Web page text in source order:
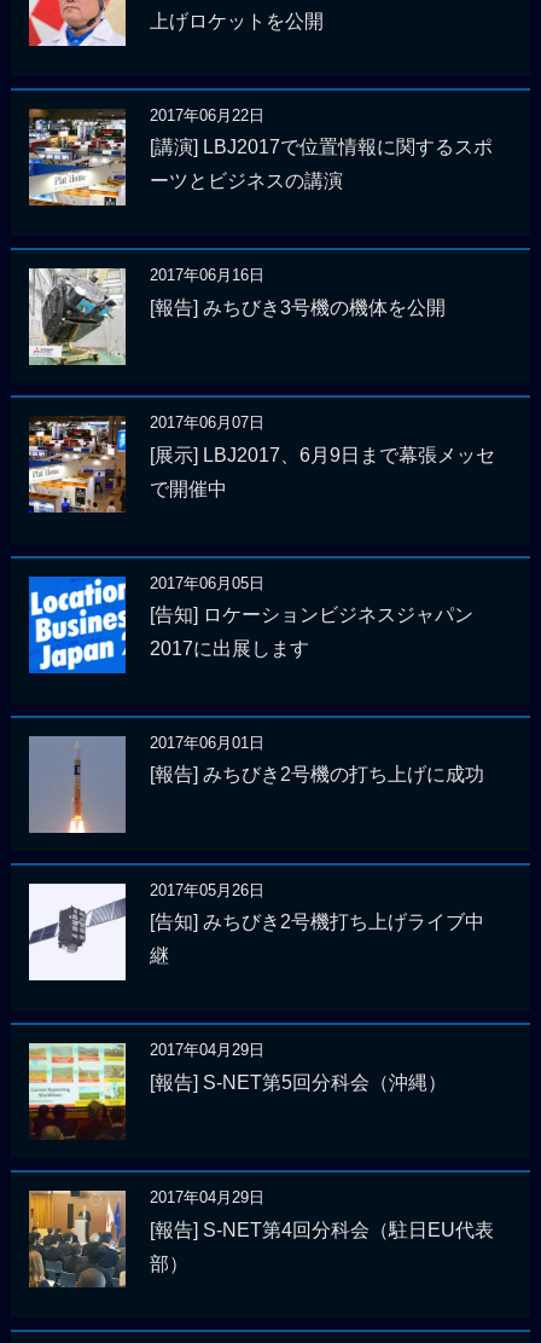
上げロケットを公開
2017年06月22日
[講演] LBJ2017で位置情報に関するスポ
ーツとビジネスの講演
2017年06月16日
[報告] みちびき3号機の機体を公開
2017年06月07日
[展示] LBJ2017、6月9日まで幕張メッセ
で開催中
2017年06月05日
[告知] ロケーションビジネスジャパン
2017に出展します
2017年06月01日
[報告] みちびき2号機の打ち上げに成功
2017年05月26日
[告知] みちびき2号機打ち上げライブ中
継
2017年04月29日
[報告] S-NET第5回分科会（沖縄）
2017年04月29日
[報告] S-NET第4回分科会（駐日EU代表
部）